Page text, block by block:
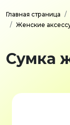
Главная страница
Женские
Сумка